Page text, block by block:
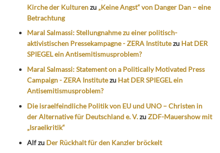
Kirche der Kulturenzu „Keine Angst“ von Danger Dan – eine
Betrachtung
Maral Salmassi: Stellungnahme zu einer politisch-
aktivistischen Pressekampagne - ZERA Institutezu Hat DER
SPIEGEL ein Antisemitismusproblem?
Maral Salmassi: Statement on a Politically Motivated Press
Campaign - ZERA Institutezu Hat DER SPIEGEL ein
Antisemitismusproblem?
Die israelfeindliche Politik von EU und UNO – Christen in
der Alternative für Deutschland e. V.zuZDF-Mauershow mit
„Israelkritik“
Alfzu Der Rückhalt für den Kanzler bröckelt